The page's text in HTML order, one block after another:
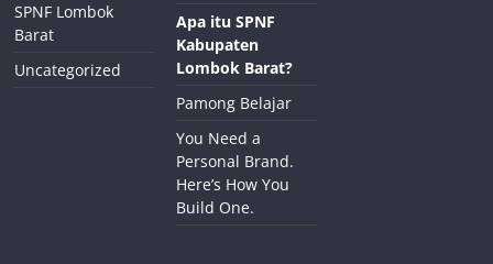
SPNF Lombok
Barat
Uncategorized
Apa itu SPNF
Kabupaten
Lombok Barat?
Pamong Belajar
You Need a
Personal Brand.
Here’s How You
Build One.